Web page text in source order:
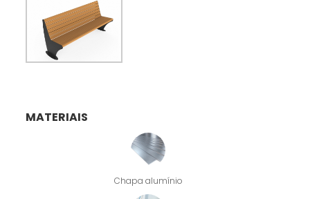
MATERIAIS
Chapa alumínio